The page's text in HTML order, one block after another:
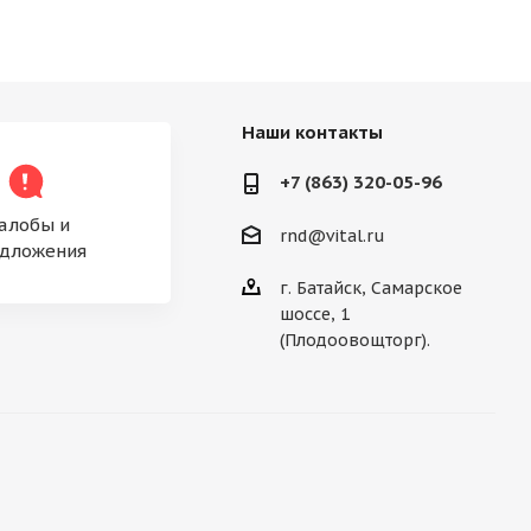
и
Наши контакты
+7 (863) 320-05-96
rnd@vital.ru
г. Батайск, Самарское
шоссе, 1
(Плодоовощторг).